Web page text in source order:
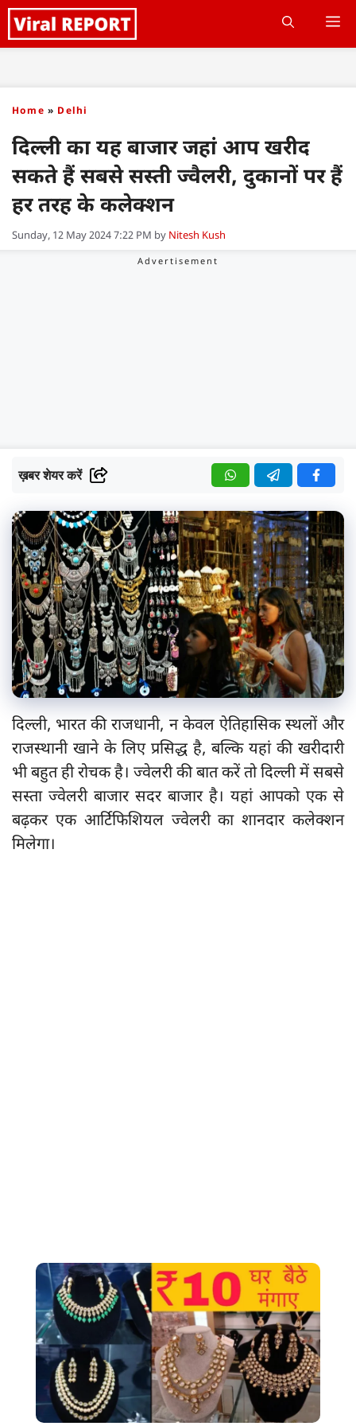
Skip
to
Home » Delhi
दिल्ली का यह बाजार जहां आप खरीद
सकते हैं सबसे सस्ती ज्वैलरी, दुकानों पर हैं
हर तरह के कलेक्शन
Sunday, 12 May 2024 7:22 PM by Nitesh Kush
ख़बर शेयर करें
दिल्ली, भारत की राजधानी, न केवल ऐतिहासिक स्थलों और
राजस्थानी खाने के लिए प्रसिद्ध है, बल्कि यहां की खरीदारी
भी बहुत ही रोचक है। ज्वेलरी की बात करें तो दिल्ली में सबसे
सस्ता ज्वेलरी बाजार सदर बाजार है। यहां आपको एक से
बढ़कर एक आर्टिफिशियल ज्वेलरी का शानदार कलेक्शन
मिलेगा।